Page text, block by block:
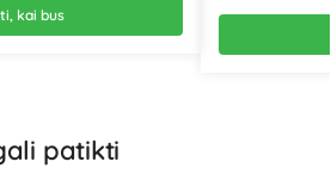
kai bus
patikti